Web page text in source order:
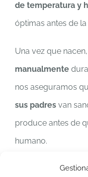
de temperatura y
óptimas antes de
Una vez que
manualmente
nos aseguramos
sus padres van
produce antes de
humano.
Una vez con sus